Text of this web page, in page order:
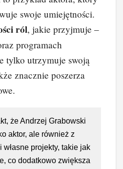
swoje umiejętności.
ról, jakie przyjmuje –
programach
tylko utrzymuje swoją
znacznie poszerza
że Andrzej Grabowski
aktor, ale również z
projekty, takie jak
co dodatkowo zwiększa